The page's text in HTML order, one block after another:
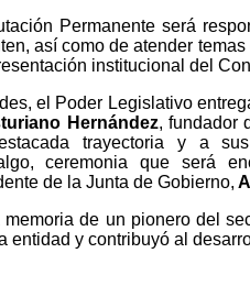
Permanente será
así como de atender
institucional del
el Poder Legislativo
Hernández, fundador
trayectoria y a
ceremonia que será
de la Junta de Gobierno,
de un pionero del
entidad y contribuyó al